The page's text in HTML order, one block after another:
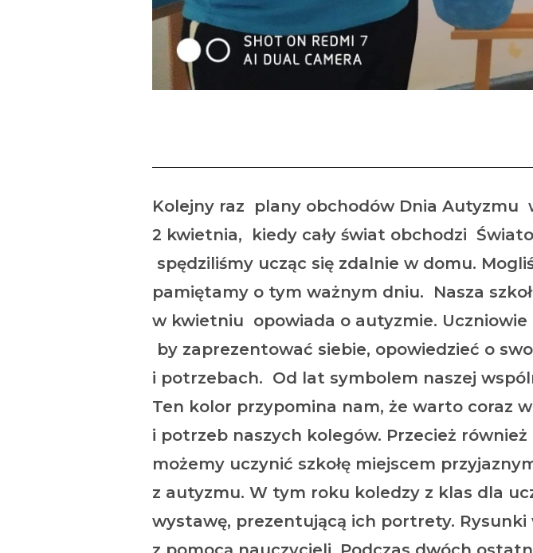
Kolejny raz plany obchodów Dnia Autyzmu
2 kwietnia, kiedy cały świat obchodzi
spędziliśmy ucząc się zdalnie w domu.
pamiętamy o tym ważnym dniu. Nasza
w kwietniu opowiada o autyzmie.
by zaprezentować siebie, opowiedzieć o
i potrzebach. Od lat symbolem naszej
Ten kolor przypomina nam, że warto coraz
i potrzeb naszych kolegów. Przecież
możemy uczynić szkołę miejscem
z autyzmu. W tym roku koledzy z klas dla
wystawę, prezentującą ich portrety.